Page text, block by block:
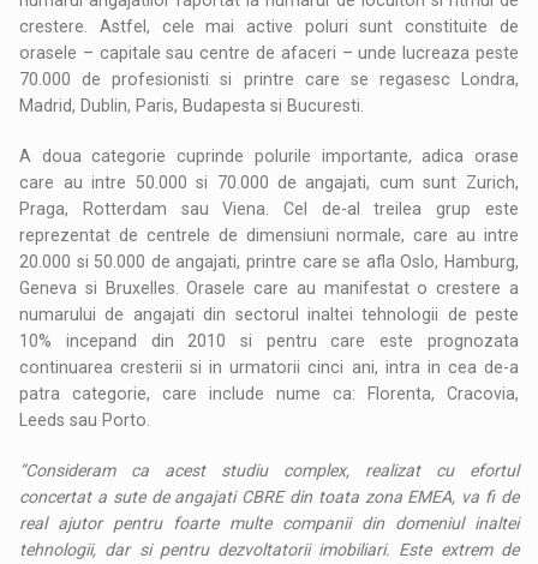
crestere. Astfel, cele mai active poluri sunt constituite de
orasele – capitale sau centre de afaceri – unde lucreaza peste
70.000 de profesionisti si printre care se regasesc Londra,
Madrid, Dublin, Paris, Budapesta si Bucuresti.
A doua categorie cuprinde polurile importante, adica orase
care au intre 50.000 si 70.000 de angajati, cum sunt Zurich,
Praga, Rotterdam sau Viena. Cel de-al treilea grup este
reprezentat de centrele de dimensiuni normale, care au intre
20.000 si 50.000 de angajati, printre care se afla Oslo, Hamburg,
Geneva si Bruxelles. Orasele care au manifestat o crestere a
numarului de angajati din sectorul inaltei tehnologii de peste
10% incepand din 2010 si pentru care este prognozata
continuarea cresterii si in urmatorii cinci ani, intra in cea de-a
patra categorie, care include nume ca: Florenta, Cracovia,
Leeds sau Porto.
“Consideram ca acest studiu complex, realizat cu efortul
concertat a sute de angajati CBRE din toata zona EMEA, va fi de
real ajutor pentru foarte multe companii din domeniul inaltei
tehnologii, dar si pentru dezvoltatorii imobiliari. Este extrem de